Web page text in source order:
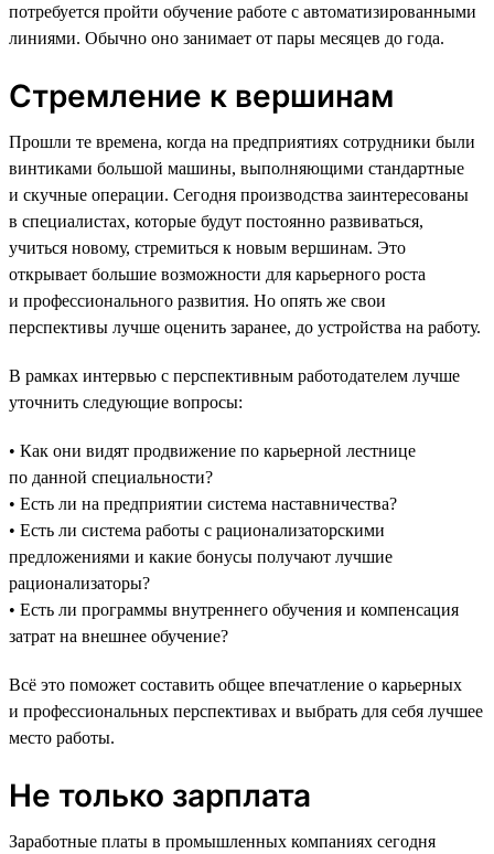
потребуется пройти обучение работе с автоматизированными
линиями. Обычно оно занимает от пары месяцев до года.
Стремление к вершинам
Прошли те времена, когда на предприятиях сотрудники были
винтиками большой машины, выполняющими стандартные
и скучные операции. Сегодня производства заинтересованы
в специалистах, которые будут постоянно развиваться,
учиться новому, стремиться к новым вершинам. Это
открывает большие возможности для карьерного роста
и профессионального развития. Но опять же свои
перспективы лучше оценить заранее, до устройства на работу.
В рамках интервью с перспективным работодателем лучше
уточнить следующие вопросы:
• Как они видят продвижение по карьерной лестнице
по данной специальности?
• Есть ли на предприятии система наставничества?
• Есть ли система работы с рационализаторскими
предложениями и какие бонусы получают лучшие
рационализаторы?
• Есть ли программы внутреннего обучения и компенсация
затрат на внешнее обучение?
Всё это поможет составить общее впечатление о карьерных
и профессиональных перспективах и выбрать для себя лучшее
место работы.
Не только зарплата
Заработные платы в промышленных компаниях сегодня